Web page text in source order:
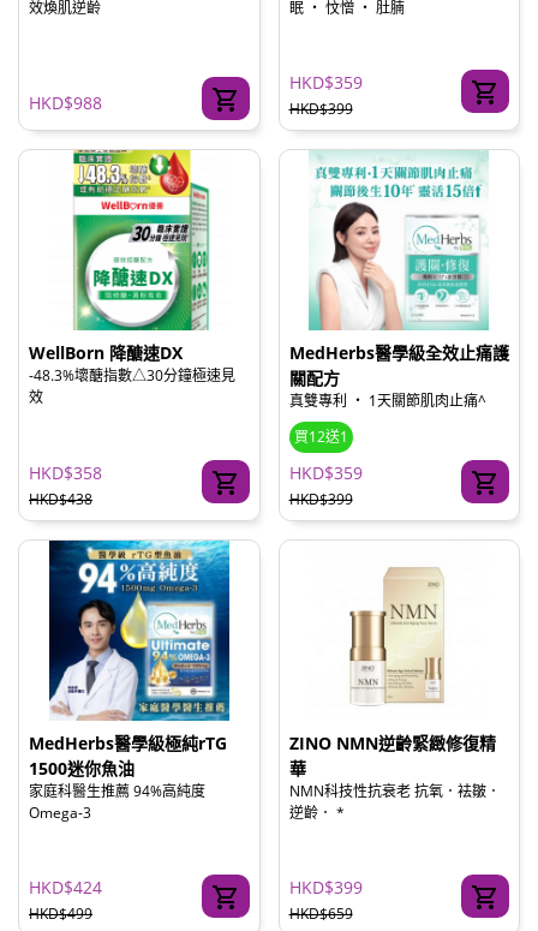
效煥肌逆齡
HKD$988
眠 ‧ 忟憎 ‧ 肚腩
HKD$359
HKD$399
WellBorn 降醣速DX
-48.3%壞醣指數△30分鐘極速見
效
HKD$358
HKD$438
MedHerbs醫學級全效止痛護
關配方
真雙專利 ‧ 1天關節肌肉止痛^
買12送1
HKD$359
HKD$399
MedHerbs醫學級極純rTG
1500迷你魚油
家庭科醫生推薦 94%高純度
Omega-3
HKD$424
HKD$499
ZINO NMN逆齡緊緻修復精
華
NMN科技性抗衰老 抗氧．袪皺．
逆齡． *
HKD$399
HKD$659